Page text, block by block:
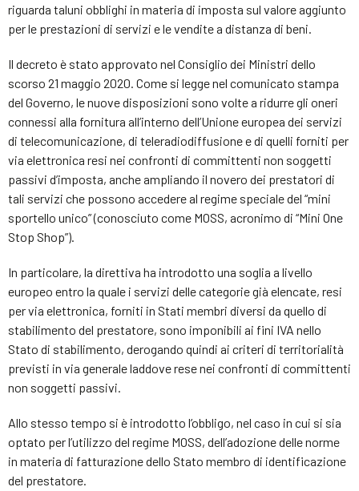
riguarda taluni obblighi in materia di imposta sul valore aggiunto
per le prestazioni di servizi e le vendite a distanza di beni.
Il decreto è stato approvato nel Consiglio dei Ministri dello
scorso 21 maggio 2020. Come si legge nel comunicato stampa
del Governo, le nuove disposizioni sono volte a ridurre gli oneri
connessi alla fornitura all’interno dell’Unione europea dei servizi
di telecomunicazione, di teleradiodiffusione e di quelli forniti per
via elettronica resi nei confronti di committenti non soggetti
passivi d’imposta, anche ampliando il novero dei prestatori di
tali servizi che possono accedere al regime speciale del “mini
sportello unico” (conosciuto come MOSS, acronimo di “Mini One
Stop Shop”).
In particolare, la direttiva ha introdotto una soglia a livello
europeo entro la quale i servizi delle categorie già elencate, resi
per via elettronica, forniti in Stati membri diversi da quello di
stabilimento del prestatore, sono imponibili ai fini IVA nello
Stato di stabilimento, derogando quindi ai criteri di territorialità
previsti in via generale laddove rese nei confronti di committenti
non soggetti passivi.
Allo stesso tempo si è introdotto l’obbligo, nel caso in cui si sia
optato per l’utilizzo del regime MOSS, dell’adozione delle norme
in materia di fatturazione dello Stato membro di identificazione
del prestatore.